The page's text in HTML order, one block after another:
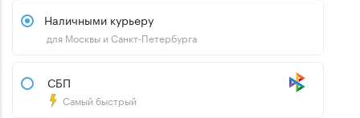
Наличными курьеру
для Москвы и Санкт-Петербурга
СБП
Самый быстрый